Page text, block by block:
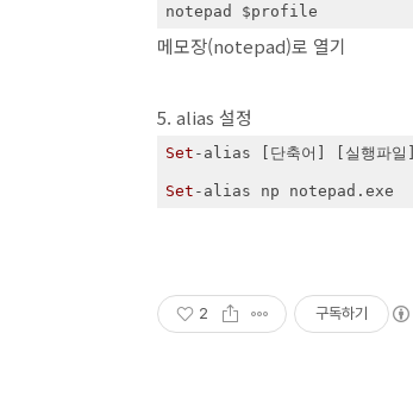
notepad $profile
메모장(notepad)로 열기
5. alias 설정
Set -alias [단축어] [실행파일]
Set -alias np notepad.exe
2 구독하기